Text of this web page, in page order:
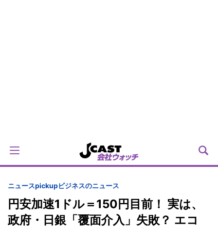
ニュースpickupビジネスのニュース
円安加速1ドル＝150円目前！ 実は、
政府・日銀「覆面介入」失敗？ エコ